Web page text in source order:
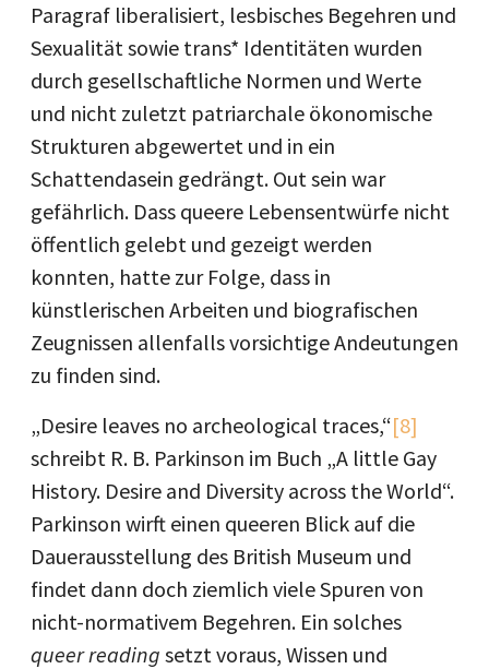
Paragraf liberalisiert, lesbisches Begehren und
Sexualität sowie trans* Identitäten wurden
durch gesellschaftliche Normen und Werte
und nicht zuletzt patriarchale ökonomische
Strukturen abgewertet und in ein
Schattendasein gedrängt. Out sein war
gefährlich. Dass queere Lebensentwürfe nicht
öffentlich gelebt und gezeigt werden
konnten, hatte zur Folge, dass in
künstlerischen Arbeiten und biografischen
Zeugnissen allenfalls vorsichtige Andeutungen
zu finden sind.
„Desire leaves no archeological traces,“[8]
schreibt R. B. Parkinson im Buch „A little Gay
History. Desire and Diversity across the World“.
Parkinson wirft einen queeren Blick auf die
Dauerausstellung des British Museum und
findet dann doch ziemlich viele Spuren von
nicht-normativem Begehren. Ein solches
queer reading setzt voraus, Wissen und